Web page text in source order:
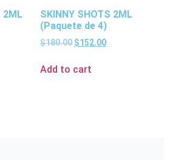
2ML
SKINNY SHOTS 2ML
(Paquete de 4)
$180.00 $152.00
Add to cart